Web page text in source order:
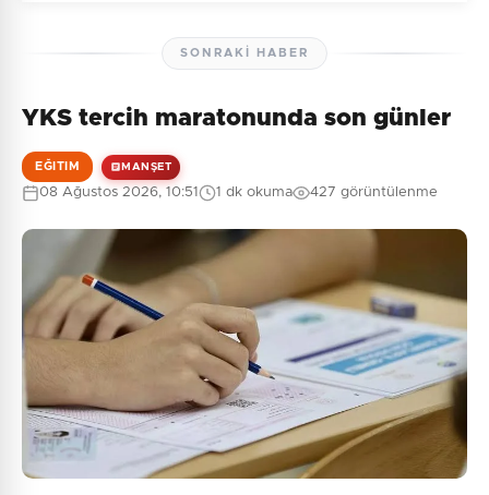
0/2000
Güvenlik Sorusu:
4 + 3 = ?
Gönder
Henüz yorum yapılmamış. İlk yorumu siz yapın!
SONRAKI HABER
YKS tercih maratonunda son günler
EĞITIM MANŞET
08 Ağustos 2026, 10:51 1 dk okuma 427 görüntülenme